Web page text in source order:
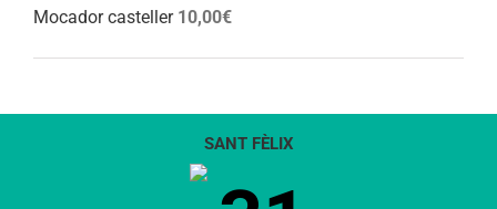
Mocador casteller 10,00€
SANT FÈLIX